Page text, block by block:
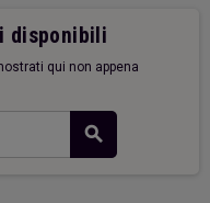
disponibili
qui non appena
search